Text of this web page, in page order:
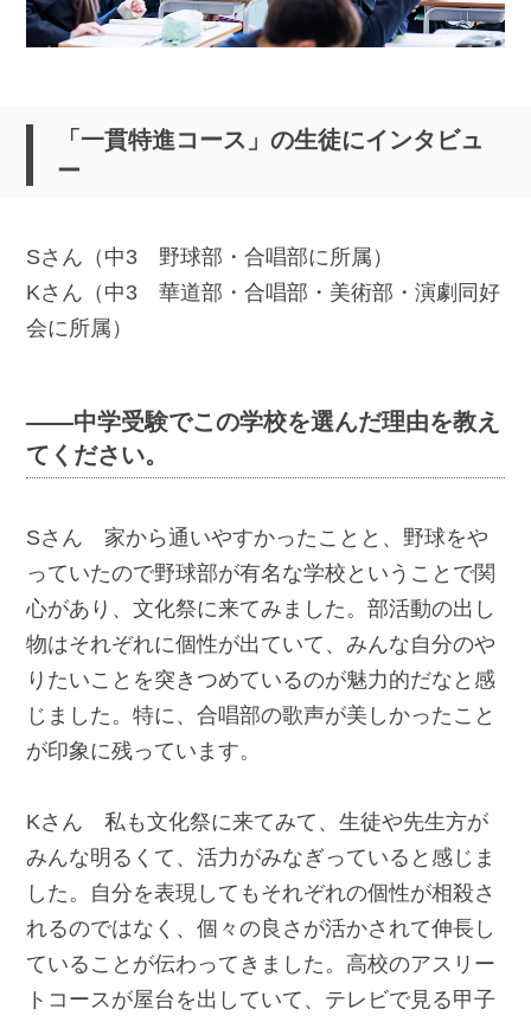
「一貫特進コース」の生徒にインタビュ
ー
Sさん（中3 野球部・合唱部に所属）
Kさん（中3 華道部・合唱部・美術部・演劇同好
会に所属）
――中学受験でこの学校を選んだ理由を教え
てください。
Sさん 家から通いやすかったことと、野球をや
っていたので野球部が有名な学校ということで関
心があり、文化祭に来てみました。部活動の出し
物はそれぞれに個性が出ていて、みんな自分のや
りたいことを突きつめているのが魅力的だなと感
じました。特に、合唱部の歌声が美しかったこと
が印象に残っています。
Kさん 私も文化祭に来てみて、生徒や先生方が
みんな明るくて、活力がみなぎっていると感じま
した。自分を表現してもそれぞれの個性が相殺さ
れるのではなく、個々の良さが活かされて伸長し
ていることが伝わってきました。高校のアスリー
トコースが屋台を出していて、テレビで見る甲子